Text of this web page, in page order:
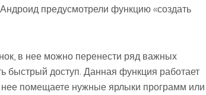
предусмотрели функцию «создать
в нее можно перенести ряд важных
быстрый доступ. Данная функция работает
нее помещаете нужные ярлыки программ или